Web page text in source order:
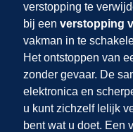
verstopping te
bij een verstopping
vakman in te
Het ontstoppen van
zonder gevaar. De
elektronica en
u kunt zichzelf lelijk
bent wat u doet. Een